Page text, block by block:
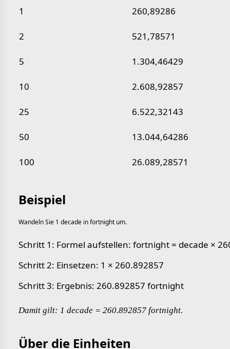
Häufige jahrzehnt-zu-vierzehn tage-Werte
1 260,89286
2 521,78571
5 1.304,46429
10 2.608,92857
25 6.522,32143
50 13.044,64286
100 26.089,28571
Beispiel
Wandeln Sie 1 decade in fortnight um.
Schritt 1: Formel aufstellen: fortnight = decade ×
Schritt 2: Einsetzen: 1 × 260.892857
Schritt 3: Ergebnis: 260.892857 fortnight
Damit gilt: 1 decade = 260.892857 fortnight.
Über die Einheiten